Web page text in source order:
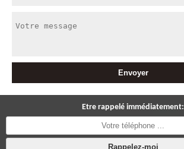
Etre rappelé immédiatement: